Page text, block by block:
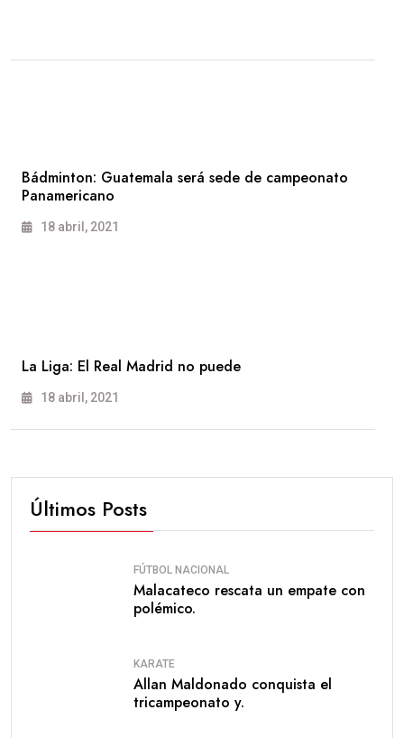
Bádminton: Guatemala será sede de campeonato
Panamericano
18 abril, 2021
La Liga: El Real Madrid no puede
18 abril, 2021
Últimos Posts
FÚTBOL NACIONAL
Malacateco rescata un empate con
polémico.
KARATE
Allan Maldonado conquista el
tricampeonato y.